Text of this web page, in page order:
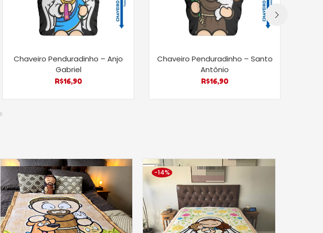
Chaveiro Penduradinho – Anjo
Gabriel
R$16,90
Chaveiro Penduradinho – Santo
Antônio
R$16,90
-14%